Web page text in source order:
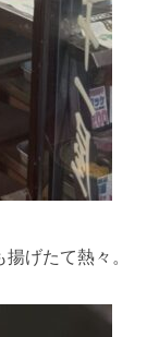
げたて熱々。